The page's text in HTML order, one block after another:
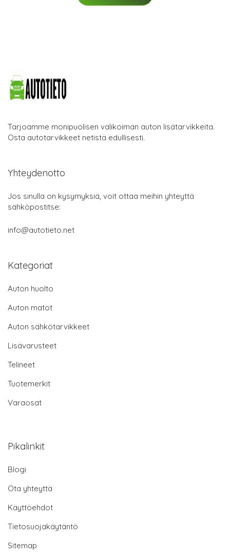
Tarjoamme monipuolisen valikoiman auton lisätarvikkeita.
Osta autotarvikkeet netistä edullisesti.
Yhteydenotto
Jos sinulla on kysymyksiä, voit ottaa meihin yhteyttä
sähköpostitse:
info@autotieto.net
Kategoriat
Auton huolto
Auton matot
Auton sähkötarvikkeet
Lisävarusteet
Telineet
Tuotemerkit
Varaosat
Pikalinkit
Blogi
Ota yhteyttä
Käyttöehdot
Tietosuojakäytäntö
Sitemap